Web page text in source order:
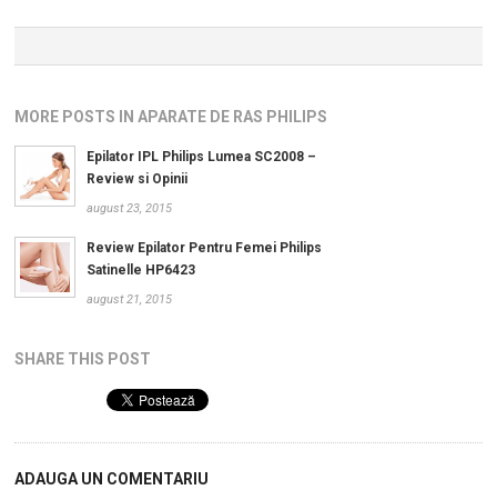
MORE POSTS IN APARATE DE RAS PHILIPS
Epilator IPL Philips Lumea SC2008 –
Review si Opinii
august 23, 2015
Review Epilator Pentru Femei Philips
Satinelle HP6423
august 21, 2015
SHARE THIS POST
ADAUGA UN COMENTARIU